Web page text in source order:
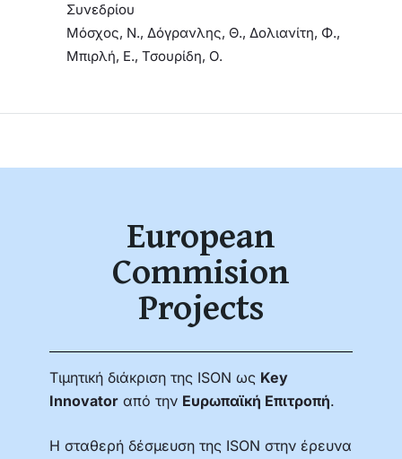
Συνεδρίου
Μόσχος, Ν., Δόγρανλης, Θ., Δολιανίτη, Φ.,
Μπιρλή, Ε., Τσουρίδη, Ο.
European
Commision
Projects
Τιμητική διάκριση της ISON ως Key
Innovator από την Ευρωπαϊκή Επιτροπή.
Η σταθερή δέσμευση της ISON στην έρευνα